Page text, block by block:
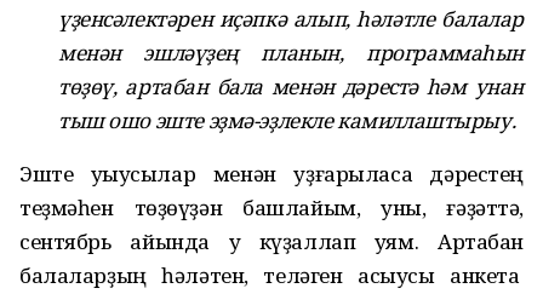
үҙенсәлектәрен иҫәпкә алып, һәләтле балалар
менән эшләүҙең планын, программаһын
төҙөү, артабан бала менән дәрестә һәм унан
тыш ошо эште эҙмә-эҙлекле камиллаштырыу.
Эште уҡыусылар менән уҙғарыласаҡ дәрестең
теҙмәһен төҙөүҙән башлайым, уны, ғәҙәттә,
сентябрь айында уҡ күҙаллап ҡуям. Артабан
балаларҙың һәләтен, теләген асыусы анкета